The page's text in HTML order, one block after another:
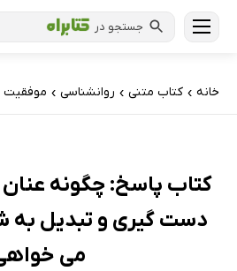
جستجو در
خانه › کتاب‌ متنی › روانشناسی › موفقیت
کتاب پاسخ: چگونه عنان
دست گیری و تبدیل
می